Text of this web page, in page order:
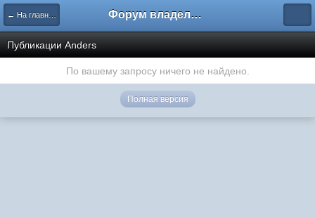
← На главную Форум владельцев интернет-магазинов
Публикации Anders
По вашему запросу ничего не найдено.
Полная версия